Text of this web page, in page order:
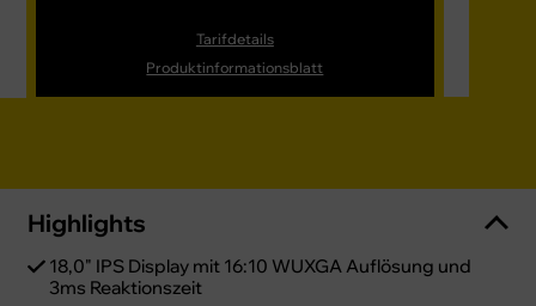
Tarifdetails
Produktinformationsblatt
Highlights
18,0" IPS Display mit 16:10 WUXGA Auflösung und
3ms Reaktionszeit